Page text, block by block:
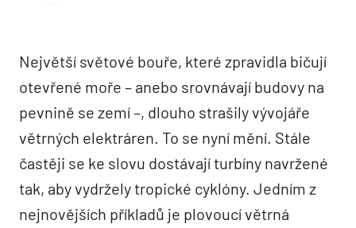
Největší světové bouře, které zpravidla bičují
otevřené moře – anebo srovnávají budovy na
pevnině se zemí –, dlouho strašily vývojáře
větrných elektráren. To se nyní mění. Stále
častěji se ke slovu dostávají turbíny navržené
tak, aby vydržely tropické cyklóny. Jedním z
nejnovějších příkladů je plovoucí větrná